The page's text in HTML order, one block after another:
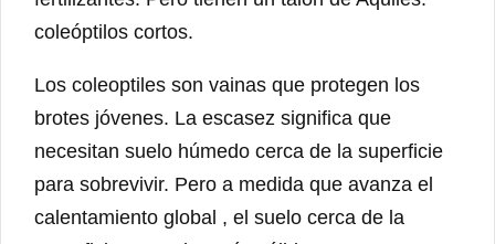
coleóptilos cortos.
Los coleoptiles son vainas que protegen los
brotes jóvenes. La escasez significa que
necesitan suelo húmedo cerca de la superficie
para sobrevivir. Pero a medida que avanza el
calentamiento global , el suelo cerca de la